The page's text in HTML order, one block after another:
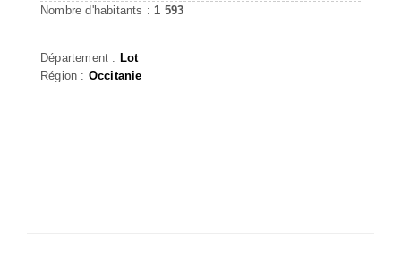
Nombre d'habitants : 1 593
Département : Lot
Région : Occitanie